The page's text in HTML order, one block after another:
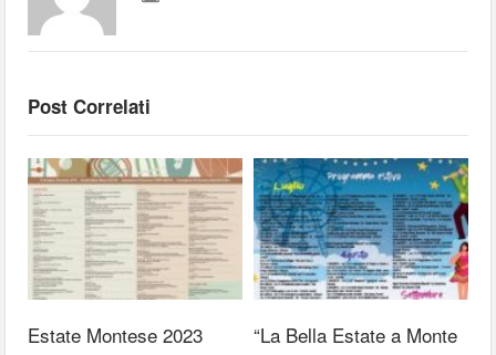
Post Correlati
Estate Montese 2023
“La Bella Estate a Monte